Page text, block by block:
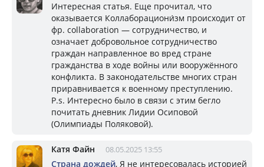
Интересная статья. Еще прочитал, что
оказывается Коллаборациони́зм происходит от
фр. collaboration — сотрудничество, и
означает добровольное сотрудничество
граждан направленное во вред стране
гражданства в ходе войны или вооружённого
конфликта. В законодательстве многих стран
приравнивается к военному преступлению.
P.s. Интересно было в связи с этим бегло
почитать дневник Лидии Осиповой
(Олимпиады Поляковой).
Катя Файн 08.05.2025 13:55
Страна дождей, Я не интересовалась историей